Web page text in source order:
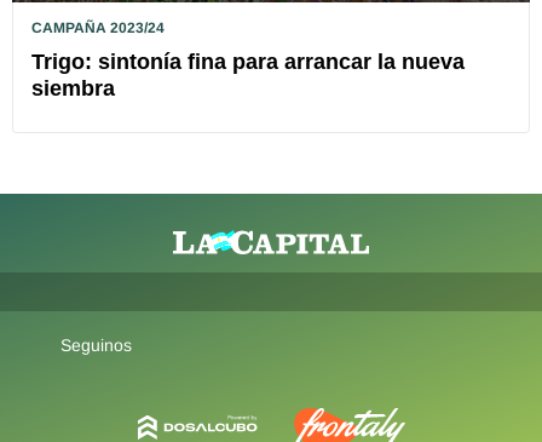
CAMPAÑA 2023/24
Trigo: sintonía fina para arrancar la nueva
siembra
Seguinos